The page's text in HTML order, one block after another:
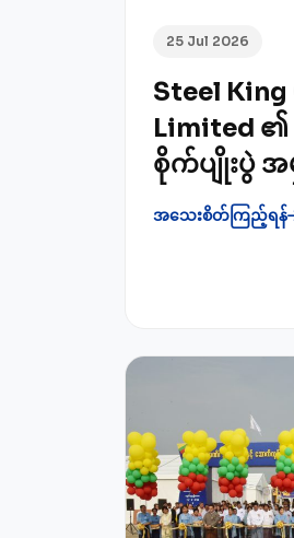
25 Jul 2026
Steel
Limited
စိုက်ပျိုးပွဲ အ
အသေးစိတ်ကြည့်ရန်